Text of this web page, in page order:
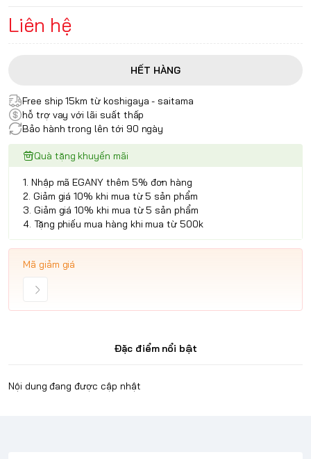
Liên hệ
HẾT HÀNG
Free ship 15km từ koshigaya - saitama
hỗ trợ vay với lãi suất thấp
Bảo hành trong lên tới 90 ngày
Quà tặng khuyến mãi
1. Nhập mã EGANY thêm 5% đơn hàng
2. Giảm giá 10% khi mua từ 5 sản phẩm
3. Giảm giá 10% khi mua từ 5 sản phẩm
4. Tặng phiếu mua hàng khi mua từ 500k
Mã giảm giá
Đặc điểm nổi bật
Nội dung đang được cập nhật